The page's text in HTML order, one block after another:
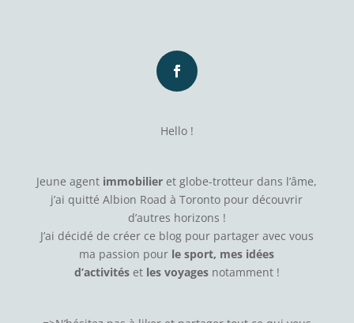
Hello !
Jeune agent immobilier et globe-trotteur dans l’âme,
j’ai quitté Albion Road à Toronto pour découvrir
d’autres horizons !
J’ai décidé de créer ce blog pour partager avec vous
ma passion pour le sport, mes idées
d’activitéset les voyagesnotamment !